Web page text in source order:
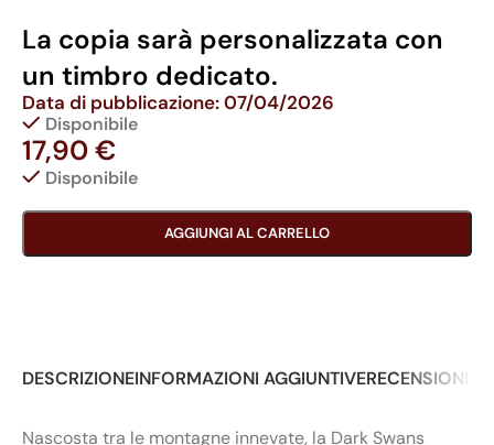
La copia sarà personalizzata con
un timbro dedicato.
Data di pubblicazione: 07/04/2026
Disponibile
17,90€
Disponibile
AGGIUNGI AL CARRELLO
DESCRIZIONEINFORMAZIONI AGGIUNTIVERECENSIONI
Nascosta tra le montagne innevate, la Dark Swans